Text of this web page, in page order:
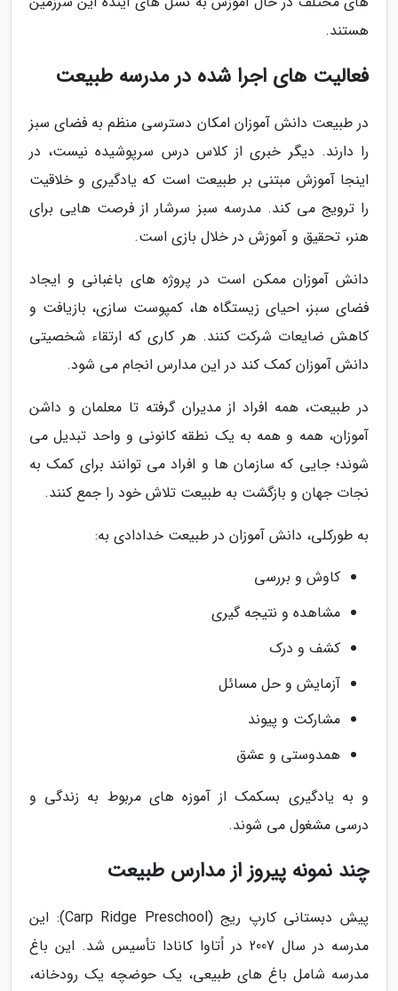
هستند.
فعالیت های اجرا شده در مدرسه طبیعت
در طبیعت دانش آموزان امکان دسترسی منظم به فضای سبز
را دارند. دیگر خبری از کلاس درس سرپوشیده نیست، در
اینجا آموزش مبتنی بر طبیعت است که یادگیری و خلاقیت
را ترویج می کند. مدرسه سبز سرشار از فرصت هایی برای
هنر، تحقیق و آموزش در خلال بازی است.
دانش آموزان ممکن است در پروژه های باغبانی و ایجاد
فضای سبز، احیای زیستگاه ها، کمپوست سازی، بازیافت و
کاهش ضایعات شرکت کنند. هر کاری که ارتقاء شخصیتی
دانش آموزان کمک کند در این مدارس انجام می شود.
در طبیعت، همه افراد از مدیران گرفته تا معلمان و داشن
آموزان، همه و همه به یک نطقه کانونی و واحد تبدیل می
شوند؛ جایی که سازمان ها و افراد می توانند برای کمک به
نجات جهان و بازگشت به طبیعت تلاش خود را جمع کنند.
به طورکلی، دانش آموزان در طبیعت خدادادی به:
کاوش و بررسی
مشاهده و نتیجه گیری
کشف و درک
آزمایش و حل مسائل
مشارکت و پیوند
همدوستی و عشق
و به یادگیری بسکمک از آموزه های مربوط به زندگی و
درسی مشغول می شوند.
چند نمونه پیروز از مدارس طبیعت
پیش دبستانی کارپ ریج (Carp Ridge Preschool): این
مدرسه در سال 2007 در اُتاوا کانادا تأسیس شد. این باغ
مدرسه شامل باغ های طبیعی، یک حوضچه یک رودخانه،